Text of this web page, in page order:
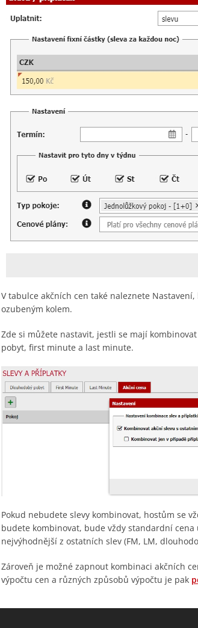
V tabulce akčních cen také naleznete
ozubeným kolem.
Zde si můžete nastavit, jestli se mají
pobyt, first minute a last minute.
Pokud nebudete slevy kombinovat, hostům se
budete kombinovat, bude vždy standardní
nejvýhodnější z ostatních slev (FM, LM,
Zároveň je možné zapnout kombinaci akčních
výpočtu cen a různých způsobů výpočtu je pak